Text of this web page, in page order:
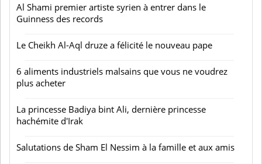
Al Shami premier artiste syrien à entrer dans le
Guinness des records
Le Cheikh Al-Aql druze a félicité le nouveau pape
6 aliments industriels malsains que vous ne voudrez
plus acheter
La princesse Badiya bint Ali, dernière princesse
hachémite d'Irak
Salutations de Sham El Nessim à la famille et aux amis